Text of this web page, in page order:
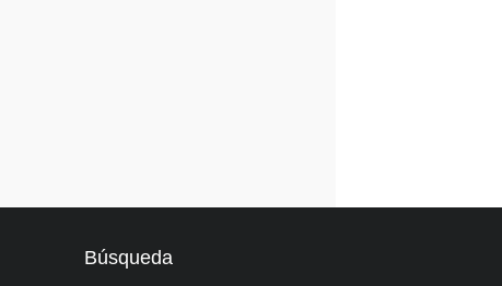
Búsqueda